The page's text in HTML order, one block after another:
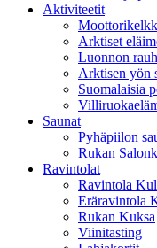
Aktiviteetit
Arktiset
Luonnon
Arktisen yön
Suomalaisia
Saunat
Pyhäpiilon
Rukan
Ravintolat
Ravintola
Eräravintola
Rukan Kuksa
Viinitasting